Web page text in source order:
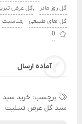
گل روز مادر ,گل عرض
گل های طبیعی ,مناسبت
0
آماده ارسال
برچسب: خرید سبد
سبد گل عرض تسلیت